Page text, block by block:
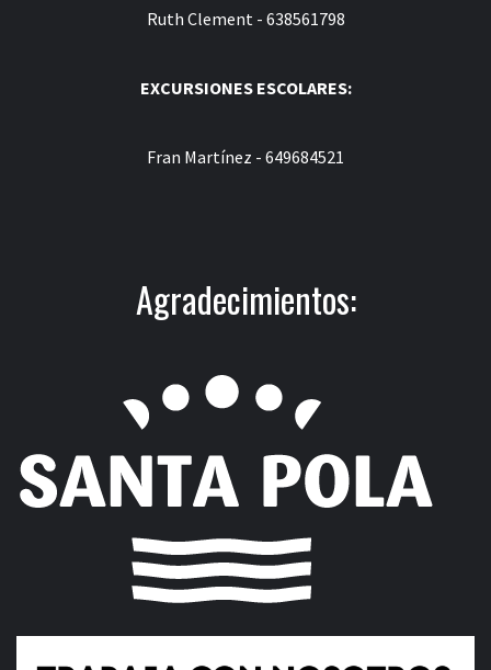
Ruth Clement - 638561798
EXCURSIONES ESCOLARES:
Fran Martínez - 649684521
Agradecimientos: